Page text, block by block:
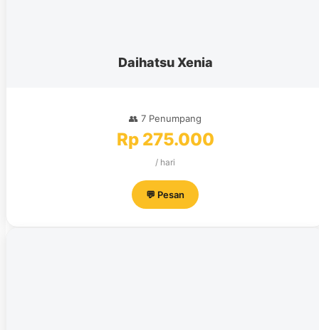
Daihatsu Xenia
👥 7 Penumpang
Rp 275.000
/ hari
💬 Pesan